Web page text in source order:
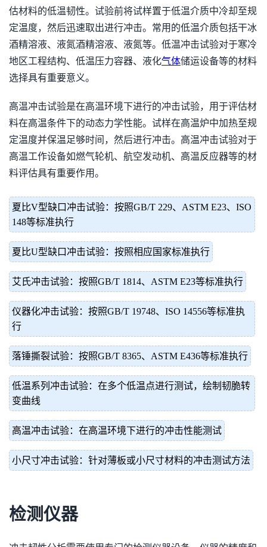
估材料的低温韧性。试验前将试样置于低温介质中冷却至规
定温度，然后迅速取出进行冲击。常用的低温介质包括干冰
酒精溶液、液氮酒精溶液、液氮等。低温冲击试验对于寒冷
地区工程结构、低温压力容器、液化气体储运设备等的材料
选择具有重要意义。
高温冲击试验是在高温环境下进行的冲击试验，用于评估材
料在高温条件下的动态力学性能。试样在高温炉中加热至规
定温度并保温足够时间，然后进行冲击。高温冲击试验对于
高温工作设备如燃气轮机、航空发动机、高温反应器等的材
料评估具有重要作用。
夏比V型缺口冲击试验：按照GB/T 229、ASTM E23、ISO
148等标准执行
夏比U型缺口冲击试验：按照相应国家标准执行
艾氏冲击试验：按照GB/T 1814、ASTM E23等标准执行
仪器化冲击试验：按照GB/T 19748、ISO 14556等标准执
行
落锤撕裂试验：按照GB/T 8365、ASTM E436等标准执行
低温系列冲击试验：在多个低温点进行测试，绘制韧脆转
变曲线
高温冲击试验：在高温环境下进行的冲击性能测试
小尺寸冲击试验：针对薄板或小尺寸材料的冲击测试方法
检测仪器